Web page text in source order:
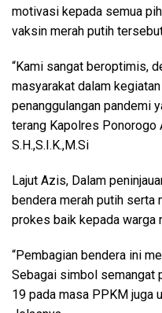
motivasi kepada semua
vaksin merah putih
“Kami sangat beroptimis,
masyarakat dalam
penanggulangan pandemi
terang Kapolres Ponorogo
S.H.,S.I.K.,M.Si
Lajut Azis, Dalam
bendera merah putih serta
prokes baik kepada warga
“Pembagian bendera ini
Sebagai simbol semangat
19 pada masa PPKM juga